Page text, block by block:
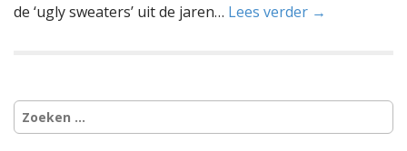
de ‘ugly sweaters’ uit de jaren… Lees verder →
Zoeken
naar: